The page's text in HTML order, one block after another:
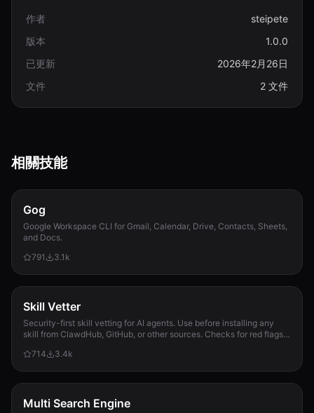
作者
steipete
版本
1.0.0
已更新
2026年2月26日
文件
2 文件
相關技能
Gog
Google Workspace CLI for Gmail, Calendar, Drive, Contacts, Sheets,
and Docs.
791
3.1k
Skill Vetter
Security-first skill vetting for AI agents. Use before installing any
skill from ClawdHub, GitHub, or other sources. Checks for red flags,
714
3.4k
Multi Search Engine